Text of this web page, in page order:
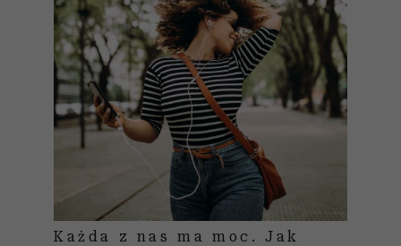
Każda z nas ma moc. Jak